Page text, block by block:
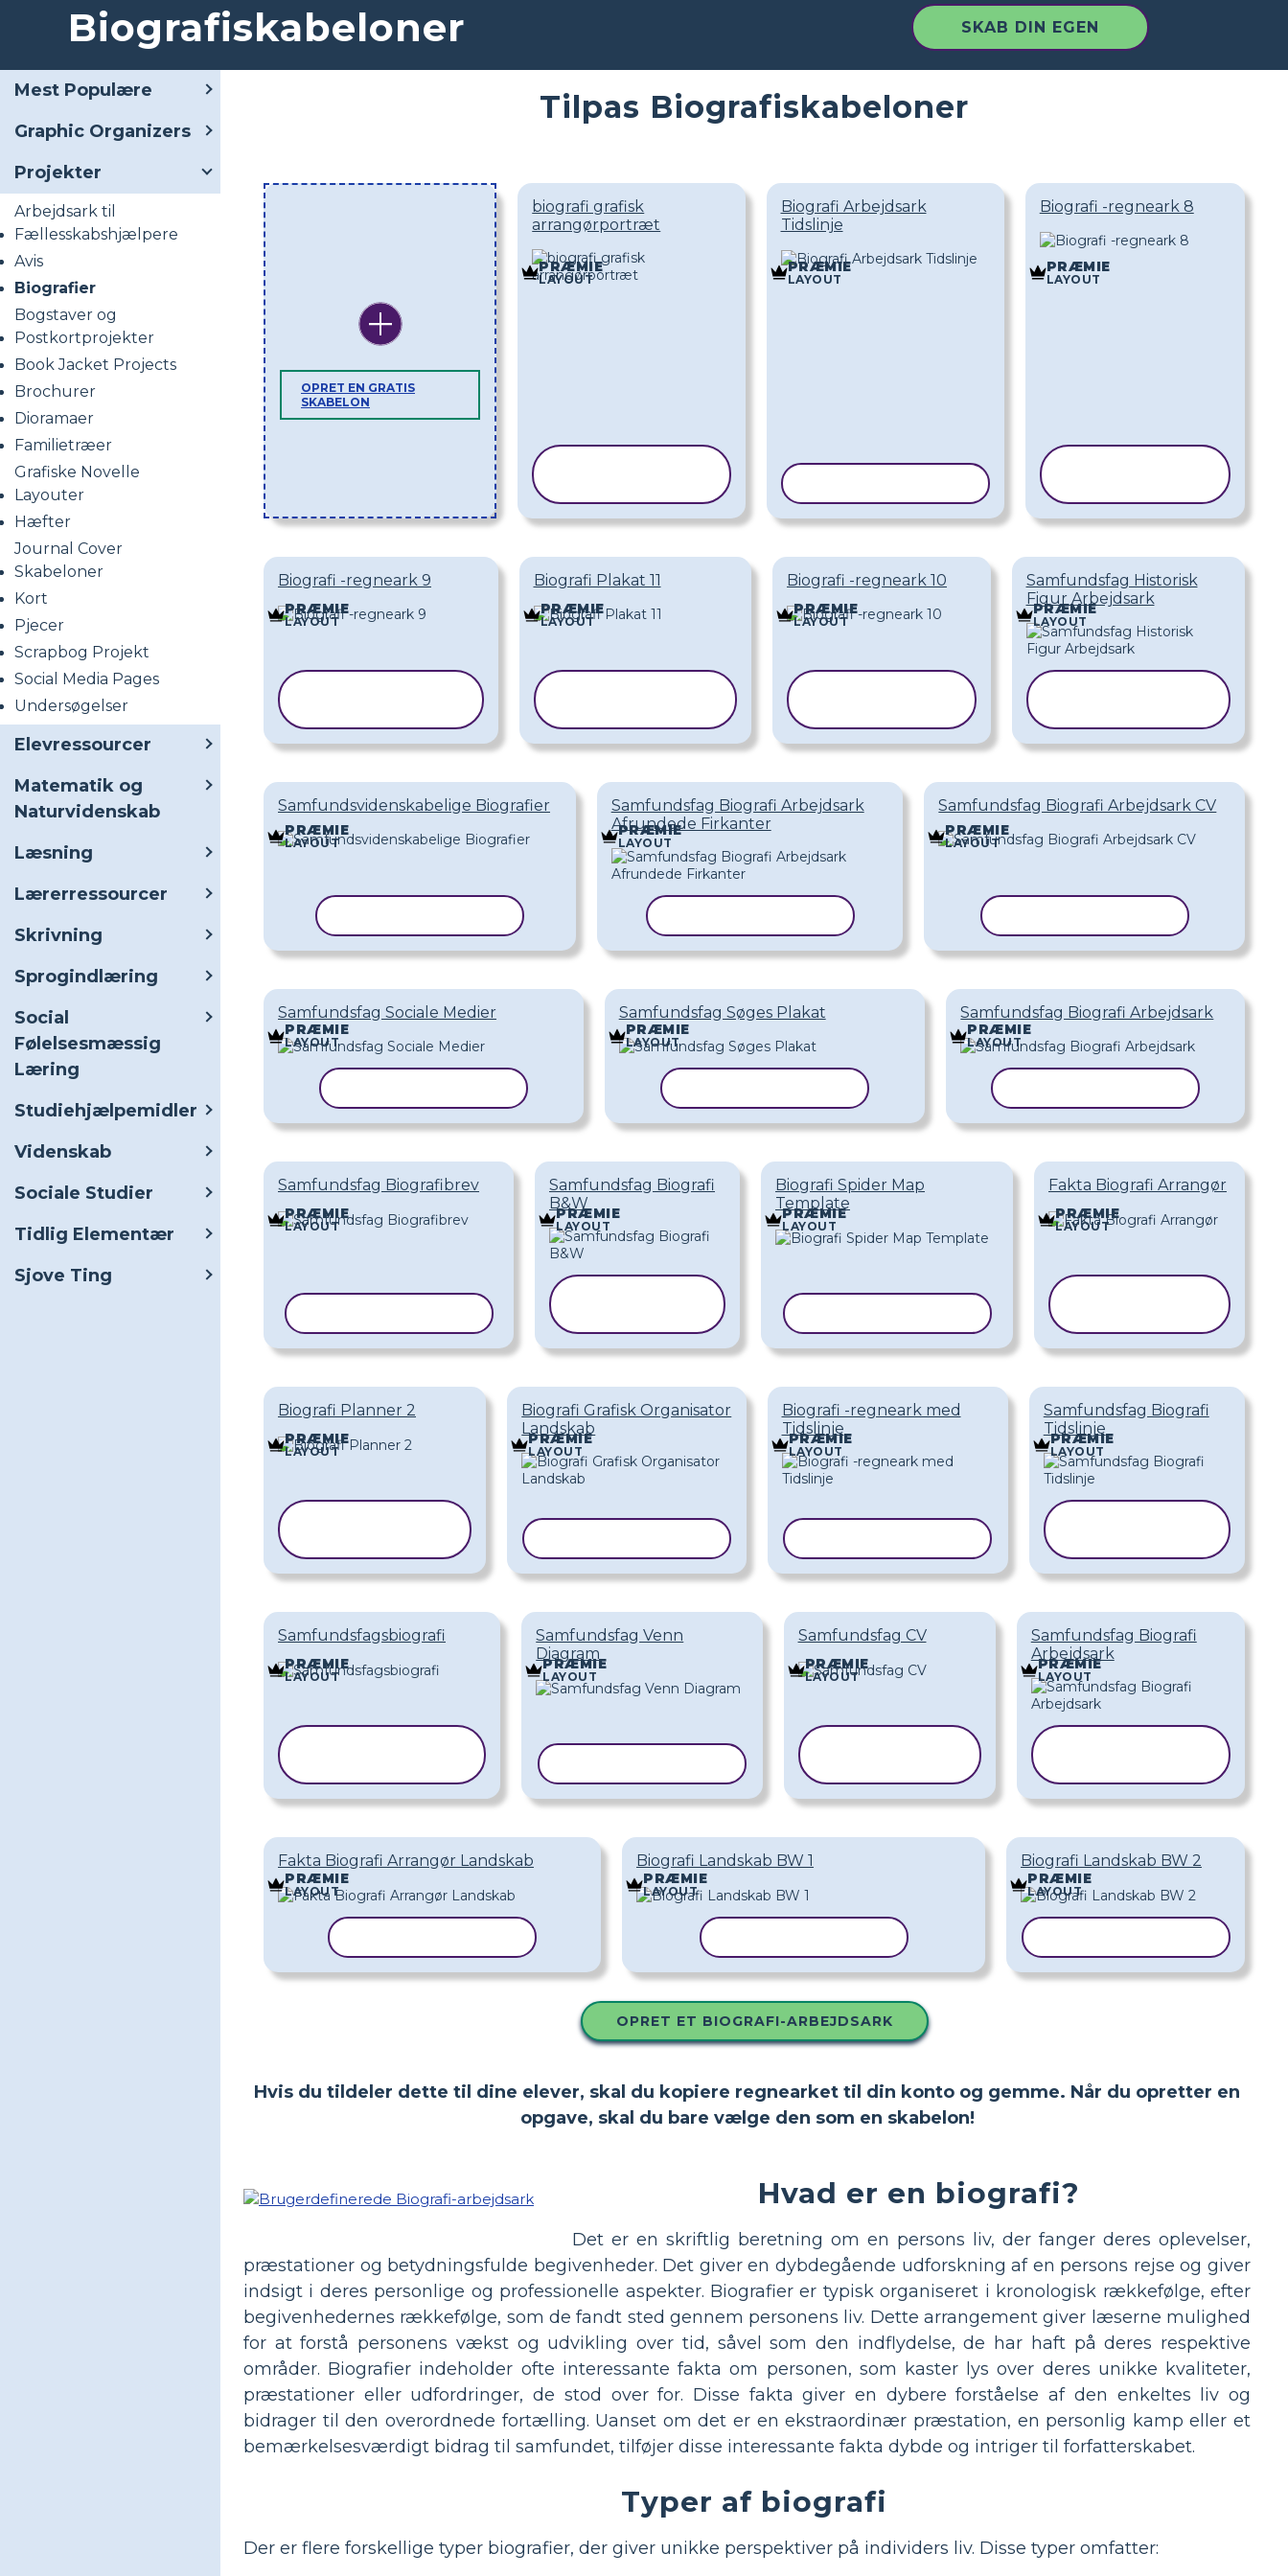
Biografiskabeloner SKAB DIN EGEN
Mest Populære
Graphic Organizers
Projekter
Arbejdsark til
Fællesskabshjælpere
Avis
Biografier
Bogstaver og
Postkortprojekter
Book Jacket Projects
Brochurer
Dioramaer
Familietræer
Grafiske Novelle
Layouter
Hæfter
Journal Cover
Skabeloner
Kort
Pjecer
Scrapbog Projekt
Social Media Pages
Undersøgelser
Elevressourcer
Matematik og
Naturvidenskab
Læsning
Lærerressourcer
Skrivning
Sprogindlæring
Social
Følelsesmæssig
Læring
Studiehjælpemidler
Videnskab
Sociale Studier
Tidlig Elementær
Sjove Ting
Tilpas Biografiskabeloner
OPRET EN GRATIS
SKABELON
biografi grafisk
arrangørportræt
PRÆMIE
LAYOUT
Biografi Arbejdsark
Tidslinje
PRÆMIE
LAYOUT
Biografi -regneark 8
PRÆMIE
LAYOUT
Biografi -regneark 9
PRÆMIE
LAYOUT
Biografi Plakat 11
PRÆMIE
LAYOUT
Biografi -regneark 10
PRÆMIE
LAYOUT
Samfundsfag Historisk
Figur Arbejdsark
PRÆMIE
LAYOUT
Samfundsvidenskabelige Biografier
PRÆMIE
LAYOUT
Samfundsfag Biografi Arbejdsark
Afrundede Firkanter
PRÆMIE
LAYOUT
Samfundsfag Biografi Arbejdsark CV
PRÆMIE
LAYOUT
Samfundsfag Sociale Medier
PRÆMIE
LAYOUT
Samfundsfag Søges Plakat
PRÆMIE
LAYOUT
Samfundsfag Biografi Arbejdsark
PRÆMIE
LAYOUT
Samfundsfag Biografibrev
PRÆMIE
LAYOUT
Samfundsfag Biografi
B&W
PRÆMIE
LAYOUT
Biografi Spider Map
Template
PRÆMIE
LAYOUT
Fakta Biografi Arrangør
PRÆMIE
LAYOUT
Biografi Planner 2
PRÆMIE
LAYOUT
Biografi Grafisk Organisator
Landskab
PRÆMIE
LAYOUT
Biografi -regneark med
Tidslinje
PRÆMIE
LAYOUT
Samfundsfag Biografi
Tidslinje
PRÆMIE
LAYOUT
Samfundsfagsbiografi
PRÆMIE
LAYOUT
Samfundsfag Venn
Diagram
PRÆMIE
LAYOUT
Samfundsfag CV
PRÆMIE
LAYOUT
Samfundsfag Biografi
Arbejdsark
PRÆMIE
LAYOUT
Fakta Biografi Arrangør Landskab
PRÆMIE
LAYOUT
Biografi Landskab BW 1
PRÆMIE
LAYOUT
Biografi Landskab BW 2
PRÆMIE
LAYOUT
OPRET ET BIOGRAFI-ARBEJDSARK
Hvis du tildeler dette til dine elever, skal du kopiere regnearket til din konto og gemme. Når du opretter en
opgave, skal du bare vælge den som en skabelon!
Hvad er en biografi?
Det er en skriftlig beretning om en persons liv, der fanger deres oplevelser,
præstationer og betydningsfulde begivenheder. Det giver en dybdegående udforskning af en persons rejse og giver
indsigt i deres personlige og professionelle aspekter. Biografier er typisk organiseret i kronologisk rækkefølge, efter
begivenhedernes rækkefølge, som de fandt sted gennem personens liv. Dette arrangement giver læserne mulighed
for at forstå personens vækst og udvikling over tid, såvel som den indflydelse, de har haft på deres respektive
områder. Biografier indeholder ofte interessante fakta om personen, som kaster lys over deres unikke kvaliteter,
præstationer eller udfordringer, de stod over for. Disse fakta giver en dybere forståelse af den enkeltes liv og
bidrager til den overordnede fortælling. Uanset om det er en ekstraordinær præstation, en personlig kamp eller et
bemærkelsesværdigt bidrag til samfundet, tilføjer disse interessante fakta dybde og intriger til forfatterskabet.
Typer af biografi
Der er flere forskellige typer biografier, der giver unikke perspektiver på individers liv. Disse typer omfatter: